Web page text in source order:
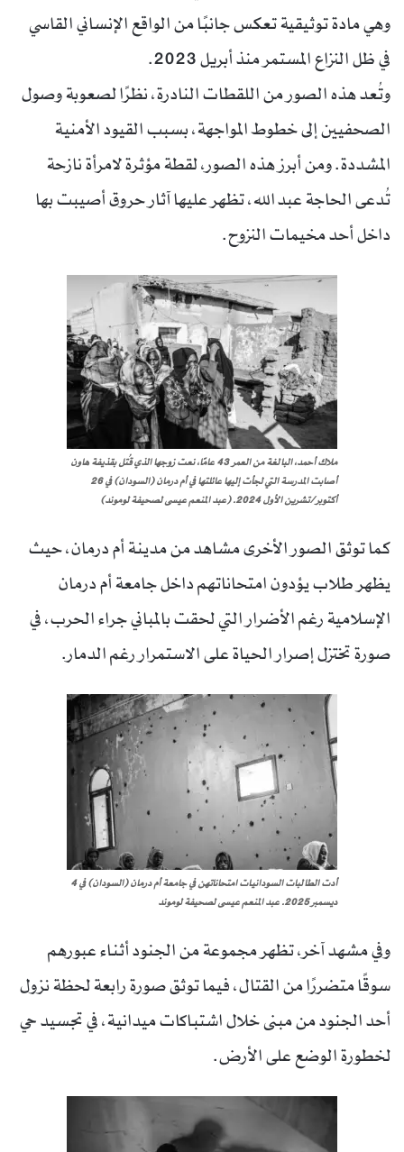
وهي مادة توثيقية تعكس جانبًا من الواقع الإنساني القاسي
في ظل النزاع المستمر منذ أبريل 2023.
وتُعد هذه الصور من اللقطات النادرة، نظرًا لصعوبة وصول
الصحفيين إلى خطوط المواجهة، بسبب القيود الأمنية
المشددة. ومن أبرز هذه الصور، لقطة مؤثرة لامرأة نازحة
تُدعى الحاجة عبد الله، تظهر عليها آثار حروق أصيبت بها
داخل أحد مخيمات النزوح.
ملاك أحمد، البالغة من العمر 43 عامًا، نعت زوجها الذي قُتل بقذيفة هاون
أصابت المدرسة التي لجأت إليها عائلتها في أم درمان (السودان) في 26
أكتوبر/تشرين الأول 2024. (عبد المنعم عيسى لصحيفة لوموند)
كما توثق الصور الأخرى مشاهد من مدينة أم درمان، حيث
يظهر طلاب يؤدون امتحاناتهم داخل جامعة أم درمان
الإسلامية رغم الأضرار التي لحقت بالمباني جراء الحرب، في
صورة تختزل إصرار الحياة على الاستمرار رغم الدمار.
أدت الطالبات السودانيات امتحاناتهن في جامعة أم درمان (السودان) في 4
ديسمبر 2025. عبد المنعم عيسى لصحيفة لوموند
وفي مشهد آخر، تظهر مجموعة من الجنود أثناء عبورهم
سوقًا متضررًا من القتال، فيما توثق صورة رابعة لحظة نزول
أحد الجنود من مبنى خلال اشتباكات ميدانية، في تجسيد حي
لخطورة الوضع على الأرض.